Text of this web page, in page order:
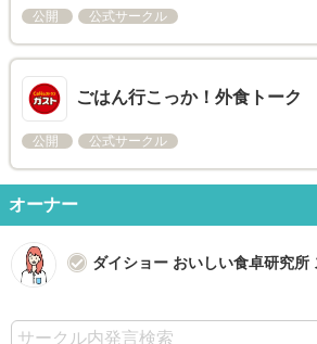
公開 公式サークル
ごはん行こっか！外食トーク
公開 公式サークル
オーナー
ダイショー おいしい食卓研究所